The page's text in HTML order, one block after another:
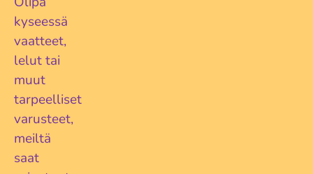
kyseessä
vaatteet,
lelut tai
muut
tarpeelliset
varusteet,
meiltä
saat